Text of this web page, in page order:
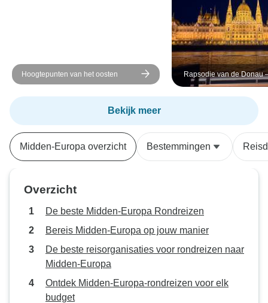
Hoogtepunten van het oosten
Rapsodie van de Donau
naar Passau (13
Bekijk meer
Midden-Europa overzicht Bestemmingen
Overzicht
De beste Midden-Europa Rondreizen
Bereis Midden-Europa op jouw manier
De beste reisorganisaties voor rondreizen naar
Midden-Europa
Ontdek Midden-Europa-rondreizen voor elk
budget